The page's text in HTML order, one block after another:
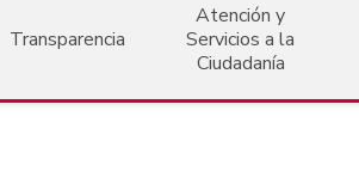
Transparencia
Atención y
Servicios a la
Ciudadanía